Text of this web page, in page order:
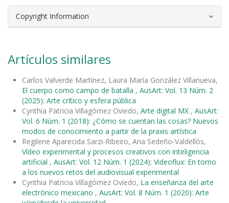
Copyright Information
Artículos similares
Carlos Valverde Martínez, Laura María González Villanueva,
El cuerpo como campo de batalla , AusArt: Vol. 13 Núm. 2
(2025): Arte crítico y esfera pública
Cynthia Patricia Villagómez Oviedo, Arte digital MX , AusArt:
Vol. 6 Núm. 1 (2018): ¿Cómo se cuentan las cosas? Nuevos
modos de conocimiento a partir de la praxis artística
Regilene Aparecida Sarzi-Ribeiro, Ana Sedeño-Valdellós,
Vídeo experimental y procesos creativos con inteligencia
artificial , AusArt: Vol. 12 Núm. 1 (2024): Videoflux: En torno
a los nuevos retos del audiovisual experimental
Cynthia Patricia Villagómez Oviedo, La enseñanza del arte
electrónico mexicano , AusArt: Vol. 8 Núm. 1 (2020): Arte